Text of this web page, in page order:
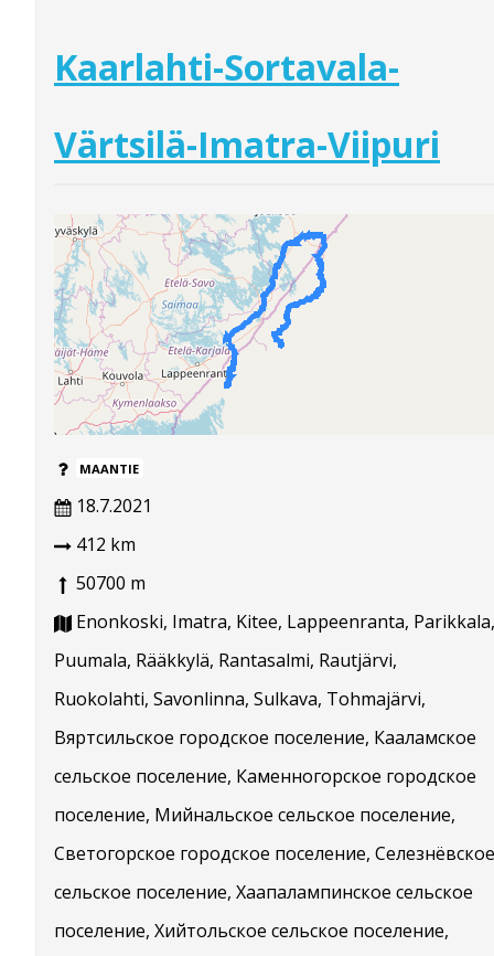
Kaarlahti-Sortavala-
Värtsilä-Imatra-Viipuri
MAANTIE
18.7.2021
412 km
50700 m
Enonkoski, Imatra, Kitee, Lappeenranta, Parikkala,
Puumala, Rääkkylä, Rantasalmi, Rautjärvi,
Ruokolahti, Savonlinna, Sulkava, Tohmajärvi,
Вяртсильское городское поселение, Кааламское
сельское поселение, Каменногорское городское
поселение, Мийнальское сельское поселение,
Светогорское городское поселение, Селезнёвское
сельское поселение, Хаапалампинское сельское
поселение, Хийтольское сельское поселение,